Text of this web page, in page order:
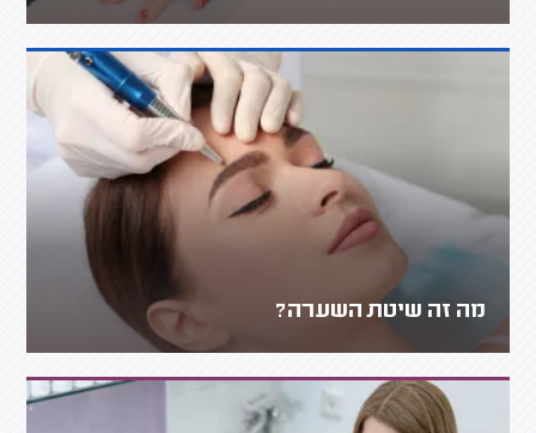
מה זה שיטת השערה?